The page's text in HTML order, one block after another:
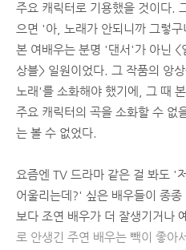
주요 캐릭터로 기용했을 것이다.
으면 '아, 노래가 안되니까 그렇
본 여배우는 분명 '댄서'가 아닌 <
상블> 일원이었다. 그 작품의 앙
노래'를 소화해야 했기에, 그 때
주요 캐릭터의 곡을 소화할 수 없
는 볼 수 없었다.
요즘엔 TV 드라마 같은 걸 봐도 '
어울리는데?' 싶은 배우들이 종
보다 조연 배우가 더 잘생기거나
로 안생긴 주연 배우는 빽이 좋아